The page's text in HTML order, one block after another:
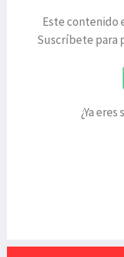
Este contenido
Suscríbete para
¿Ya